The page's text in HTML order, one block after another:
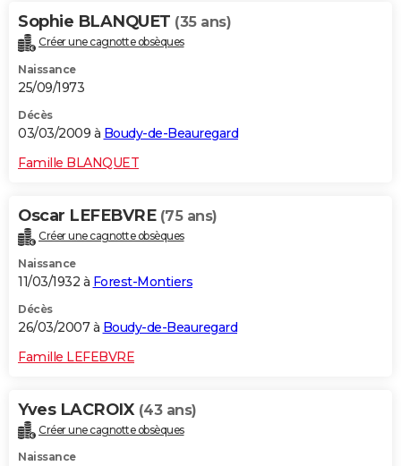
Sophie BLANQUET (35 ans)
Créer une cagnotte obsèques
Naissance
25/09/1973
Décès
03/03/2009 à Boudy-de-Beauregard
Famille BLANQUET
Oscar LEFEBVRE (75 ans)
Créer une cagnotte obsèques
Naissance
11/03/1932 à Forest-Montiers
Décès
26/03/2007 à Boudy-de-Beauregard
Famille LEFEBVRE
Yves LACROIX (43 ans)
Créer une cagnotte obsèques
Naissance